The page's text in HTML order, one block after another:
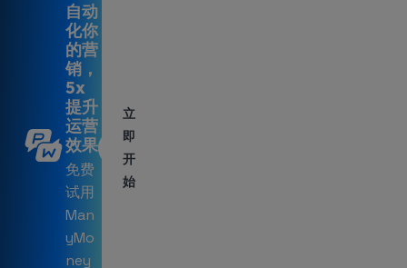
自动
化你
的营
销，
5x
提升
运营
效果
免费
试用
Man
yMo
ney
立
即
开
始